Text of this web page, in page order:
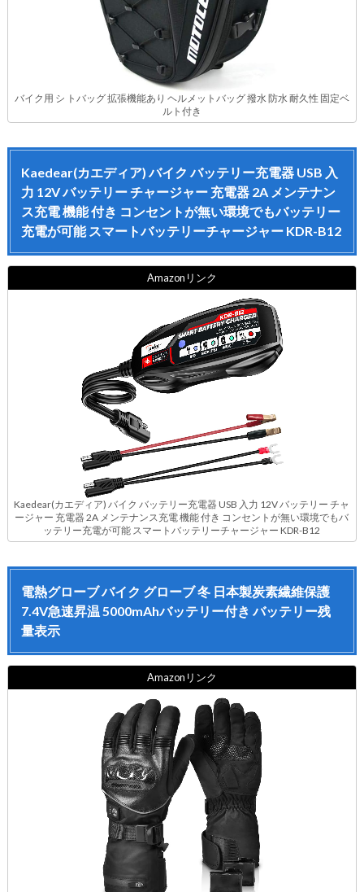
バイク用 シ トバッグ 拡張機能あり ヘルメットバッグ 撥水 防水 耐久性 固定ベ
ルト付き
Kaedear(カエディア) バイク バッテリー充電器 USB 入
力 12V バッテリー チャージャー 充電器 2A メンテナン
ス充電 機能 付き コンセントが無い環境でもバッテリー
充電が可能 スマートバッテリーチャージャー KDR-B12
Amazonリンク
Kaedear(カエディア) バイク バッテリー充電器 USB 入力 12V バッテリー チャ
ージャー 充電器 2A メンテナンス充電 機能 付き コンセントが無い環境でもバ
ッテリー充電が可能 スマートバッテリーチャージャー KDR-B12
電熱グローブ バイク グローブ 冬 日本製炭素繊維保護
7.4V急速昇温 5000mAhバッテリー付き バッテリー残
量表示
Amazonリンク